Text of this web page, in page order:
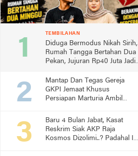
TEMBILAHAN
Diduga Bermodus Nikah Sirih,
Rumah Tangga Bertahan Dua
Pekan, Jujuran Rp40 Juta Jadi
Mantap Dan Tegas Gereja
GKPI Jemaat Khusus
Persiapan Marturia Ambil
Pertama lebih Awal
Baru 4 Bulan Jabat, Kasat
Reskrim Siak AKP Raja
Kosmos Dizolimi..? Padahal Ini